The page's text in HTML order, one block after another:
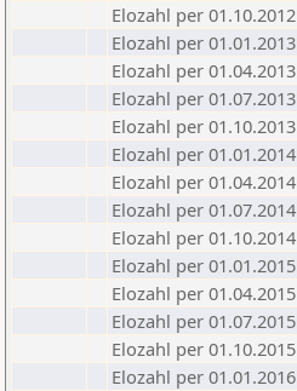
Elozahl per 01.10.2012
Elozahl per 01.01.2013
Elozahl per 01.04.2013
Elozahl per 01.07.2013
Elozahl per 01.10.2013
Elozahl per 01.01.2014
Elozahl per 01.04.2014
Elozahl per 01.07.2014
Elozahl per 01.10.2014
Elozahl per 01.01.2015
Elozahl per 01.04.2015
Elozahl per 01.07.2015
Elozahl per 01.10.2015
Elozahl per 01.01.2016